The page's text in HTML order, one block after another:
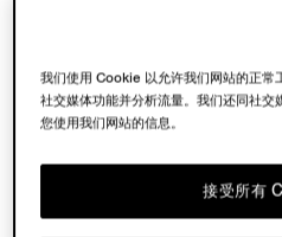
我们使用 Cookie 以允许我们网站的正常
社交媒体功能并分析流量。我们还同社
您使用我们网站的信息。
接受所有